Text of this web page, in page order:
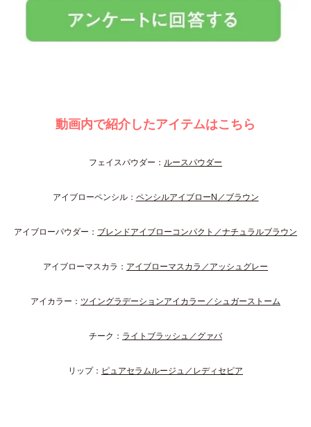
動画内で紹介したアイテムはこちら
フェイスパウダー： ルースパウダー
アイブローペンシル： ペンシルアイブローN／ブラウン
アイブローパウダー： ブレンドアイブローコンパクト／ナチュラルブラウン
アイブローマスカラ： アイブローマスカラ／アッシュグレー
アイカラー： ツイングラデーションアイカラー／シュガーストーム
チーク： ライトブラッシュ／グァバ
リップ： ピュアセラムルージュ／レディセピア